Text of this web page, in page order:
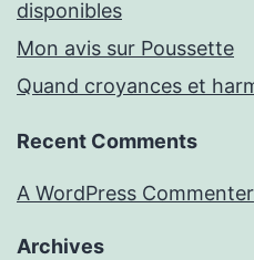
disponibles
Mon avis sur Poussette
Quand croyances et
Recent Comments
A WordPress Commenter
Archives